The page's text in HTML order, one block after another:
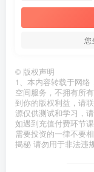
您
© 版权声明
1、本内容转载于网
空间服务，不拥有所
到你的版权利益，请
源仅供测试和学习，
如遇到充值付费环节
需要投资的一律不要
揭秘 请勿用于非法违